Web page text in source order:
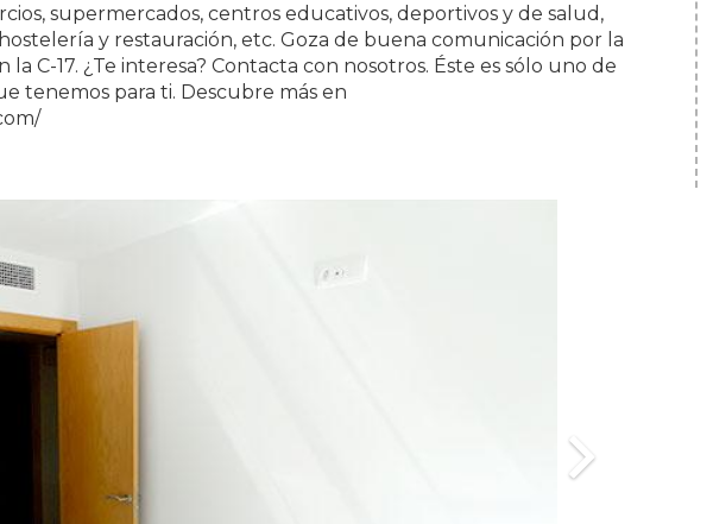
supermercados, centros educativos, deportivos y de salud,
y restauración, etc. Goza de buena comunicación por la
C-17. ¿Te interesa? Contacta con nosotros. Éste es sólo uno de
tenemos para ti. Descubre más en